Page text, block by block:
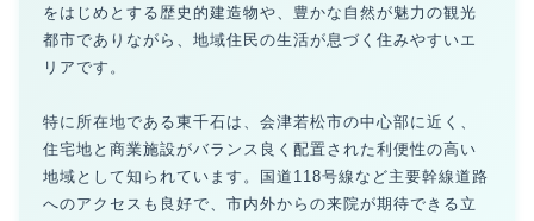
をはじめとする歴史的建造物や、豊かな自然が魅力の観光
都市でありながら、地域住民の生活が息づく住みやすいエ
リアです。
特に所在地である東千石は、会津若松市の中心部に近く、
住宅地と商業施設がバランス良く配置された利便性の高い
地域として知られています。国道118号線など主要幹線道路
へのアクセスも良好で、市内外からの来院が期待できる立